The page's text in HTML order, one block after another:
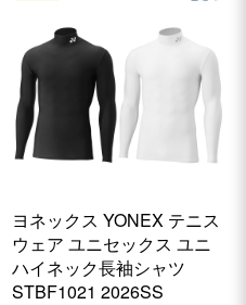
ヨネックス YONEX テニス
ウェア ユニセックス ユニ
ハイネック長袖シャツ
STBF1021 2026SS